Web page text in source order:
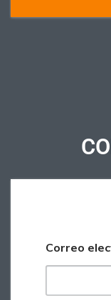
Correo